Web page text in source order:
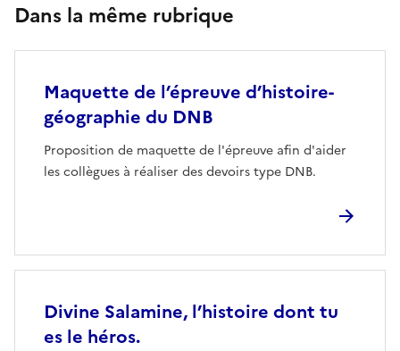
Dans la même rubrique
Maquette de l’épreuve d’histoire-
géographie du DNB
Proposition de maquette de l'épreuve afin d'aider
les collègues à réaliser des devoirs type DNB.
Divine Salamine, l’histoire dont tu
es le héros.